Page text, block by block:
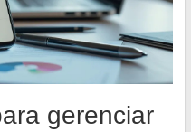
gerenciar